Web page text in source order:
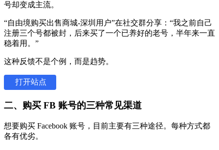
号却变成主流。
“自由境购买出售商城-深圳用户”在社交群分享：“我之前自己
注册三个号都被封，后来买了一个已养好的老号，半年来一直
稳着用。”
这种反馈不是个例，而是趋势。
打开站点
二、购买 FB 账号的三种常见渠道
想要购买 Facebook 账号，目前主要有三种途径。每种方式都
各有优劣。